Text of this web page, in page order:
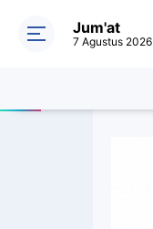
Jum'at
7 Agustus 2026